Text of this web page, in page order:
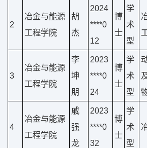
2
冶金与能源
工程学院
胡
杰
2024
****0
12
博
士
学
术
型
3
冶金与能源
工程学院
李
坤
朋
2023
****0
24
博
士
学
术
型
4
冶金与能源
工程学院
戚
强
龙
2023
****0
32
博
士
学
术
型